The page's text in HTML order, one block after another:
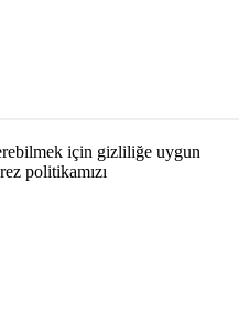
için gizliliğe uygun
politikamızı